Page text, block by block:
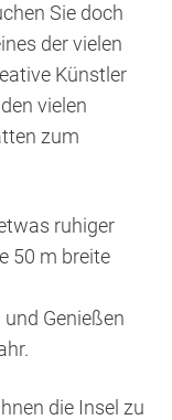
Sie doch
der vielen
Künstler
vielen
zum
ruhiger
50 m breite
Genießen
die Insel zu